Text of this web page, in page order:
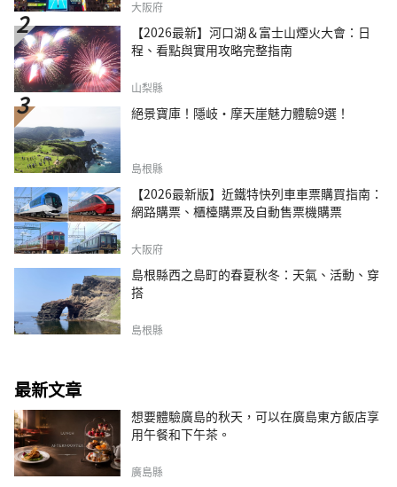
大阪府
【2026最新】河口湖＆富士山煙火大會：日
程、看點與實用攻略完整指南
山梨縣
絕景寶庫！隱岐・摩天崖魅力體驗9選！
島根縣
【2026最新版】近鐵特快列車車票購買指南：
網路購票、櫃檯購票及自動售票機購票
大阪府
島根縣西之島町的春夏秋冬：天氣、活動、穿
搭
島根縣
最新文章
想要體驗廣島的秋天，可以在廣島東方飯店享
用午餐和下午茶。
廣島縣